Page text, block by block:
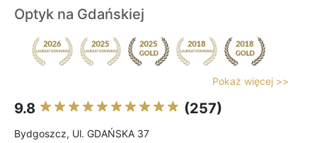
Optyk na Gdańskiej
Pokaż więcej >>
9.8 (257)
Bydgoszcz, Ul. GDAŃSKA 37